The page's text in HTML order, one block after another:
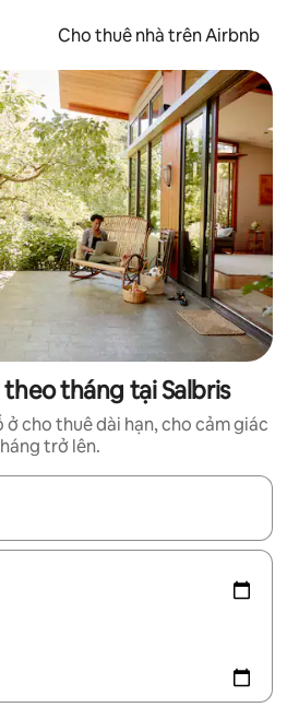
Cho thuê nhà trên Airbnb
tháng tại Salbris
ở cho thuê dài hạn, cho cảm giác
trở lên.
hướng bằng phím mũi tên lên và